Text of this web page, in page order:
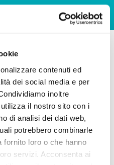
contenuti ed
dei social media e per
inoltre
il nostro sito con i
di analisi dei dati web,
potrebbero combinarle
fornito loro o che hanno
servizi. Acconsenta ai